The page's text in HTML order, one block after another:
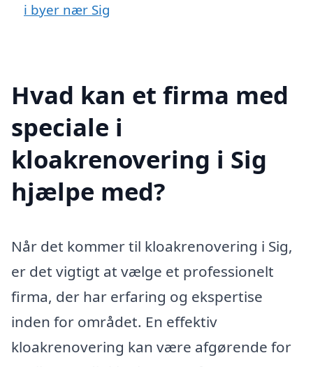
i byer nær Sig
Hvad kan et firma med
speciale i
kloakrenovering i Sig
hjælpe med?
Når det kommer til kloakrenovering i Sig,
er det vigtigt at vælge et professionelt
firma, der har erfaring og ekspertise
inden for området. En effektiv
kloakrenovering kan være afgørende for